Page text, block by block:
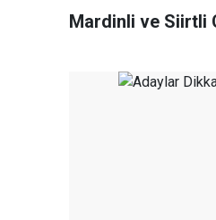
Mardinli ve Siirtli